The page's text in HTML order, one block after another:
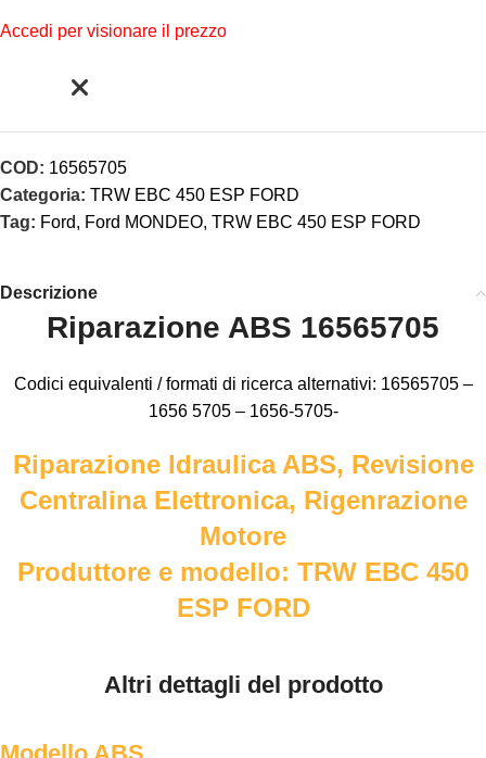
Accedi per visionare il prezzo
COD: 16565705
Categoria: TRW EBC 450 ESP FORD
Tag: Ford, Ford MONDEO, TRW EBC 450 ESP FORD
Descrizione
Riparazione ABS 16565705
Codici equivalenti / formati di ricerca alternativi: 16565705 –
1656 5705 – 1656-5705-
Riparazione Idraulica ABS, Revisione
Centralina Elettronica, Rigenrazione
Motore
Produttore e modello: TRW EBC 450
ESP FORD
Altri dettagli del prodotto